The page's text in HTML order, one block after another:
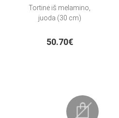
Tortinė iš melamino,
juoda (30 cm)
50.70€